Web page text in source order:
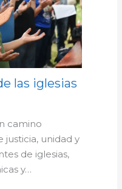
las iglesias
camino
unidad y
de iglesias,
y…